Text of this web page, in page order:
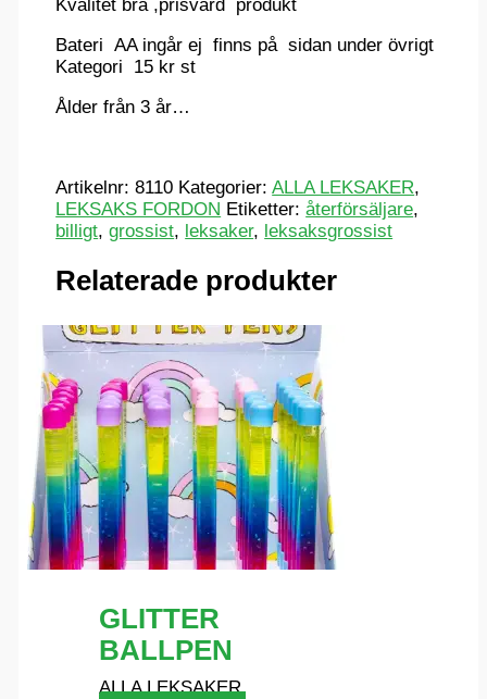
Kvalitet bra ,prisvärd produkt
Bateri AA ingår ej finns på sidan under övrigt
Kategori 15 kr st
Ålder från 3 år…
Artikelnr:8110 Kategorier:ALLA LEKSAKER,
LEKSAKS FORDON Etiketter:återförsäljare,
billigt,grossist, leksaker, leksaksgrossist
Relaterade produkter
GLITTER
BALLPEN
ALLA LEKSAKER